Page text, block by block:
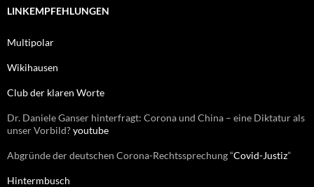
e
a
h
LINKEMPFEHLUNGEN
Multipolar
Wikihausen
Club der klaren Worte
Dr. Daniele Ganser hinterfragt: Corona und China – eine Diktatur als
unser Vorbild?youtube
Abgründe der deutschen Corona-Rechtssprechung “Covid-Justiz”
Hintermbusch